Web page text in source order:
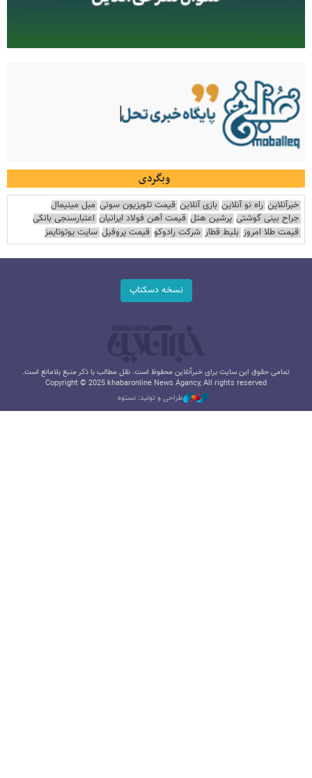
وبگردی
خبرآنلاین راه نو آنلاین بازی آنلاین قیمت تلویزیون سونی مبل مینیمال
جراح بینی گوشتی پرشین هتل قیمت آهن فولاد ایرانیان اعتبارسنجی بانکی
قیمت طلا امروز بلیط قطار شرکت رادوکو قیمت پروفیل سایت یوتوتایمز
نسخه دسکتاپ
تمامی حقوق این سایت برای خبرآنلاین محفوظ است. نقل مطالب با ذکر منبع بلامانع است.
Copyright © 2025 khabaronline News Agancy, All rights reserved
طراحی و تولید: نستوه